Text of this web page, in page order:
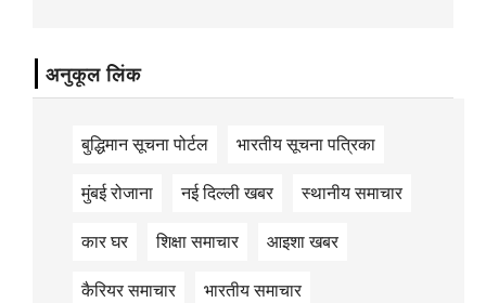
अनुकूल लिंक
बुद्धिमान सूचना पोर्टल भारतीय सूचना पत्रिका
मुंबई रोजाना नई दिल्ली खबर स्थानीय समाचार
कार घर शिक्षा समाचार आइशा खबर
कैरियर समाचार भारतीय समाचार